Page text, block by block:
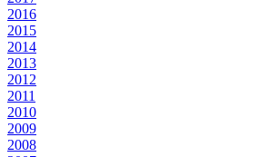
2016
2015
2014
2013
2012
2011
2010
2009
2008